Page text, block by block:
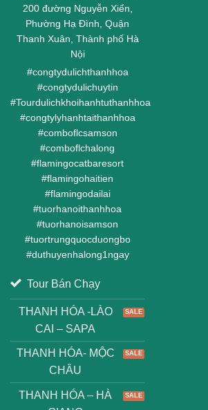
200 đường Nguyễn Xiển,
Phường Hạ Đình, Quận
Thanh Xuân, Thành phố Hà
Nội
#congtydulichthanhhoa
#congtydulichuytin
#Tourdulichkhoihanhtuthanhhoa
#congtylyhanhtaithanhhoa
#comboflcsamson
#comboflchalong
#flamingocatbaresort
#flamingohaitien
#flamingodailai
#tuorhanoithanhhoa
#tuorhanoisamson
#tuortrungquocduongbo
#duthuyenhalong1ngay
Tour Bán Chạy
THANH HÓA -LÀO
CAI – SAPA
THANH HÓA- MỘC
CHÂU
THANH HÓA – HÀ